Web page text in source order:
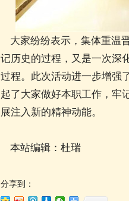
大家纷纷表示，集体重温
记历史的过程，又是一次深
过程。此次活动进一步增强
起了大家做好本职工作，牢
展注入新的精神动能。
本站编辑：杜瑞
分享到：